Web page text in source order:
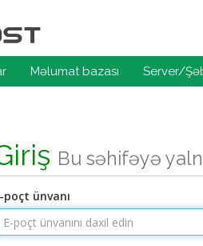
Məlumat bazası Server/
Bu səhifəyə
poçt ünvanı